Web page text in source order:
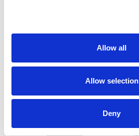
Allow all
Allow selection
Deny